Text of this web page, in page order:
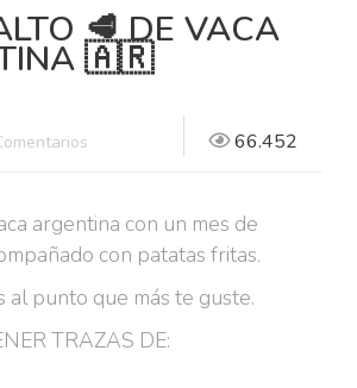
🥩 DE VACA
🇦🇷
66.452
argentina con un mes de
con patatas fritas.
al punto que más te guste.
TRAZAS DE: